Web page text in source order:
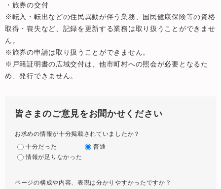
・旅券の交付
※転入・転出などの住民異動が伴う業務、国民健康保険等の資格
取得・喪失など、記録を更新する業務は取り扱うことができませ
ん。
※旅券の申請は取り扱うことができません。
※戸籍証明書の広域交付は、他市町村への照会が必要となるた
め、発行できません。
皆さまのご意見をお聞かせください
お求めの情報が十分掲載されていましたか？
十分だった
普通
情報が足りなかった
ページの構成や内容、表現は分かりやすかったですか？